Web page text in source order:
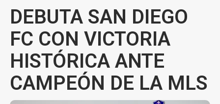
DEBUTA SAN DIEGO
FC CON VICTORIA
HISTÓRICA ANTE
CAMPEÓN DE LA MLS